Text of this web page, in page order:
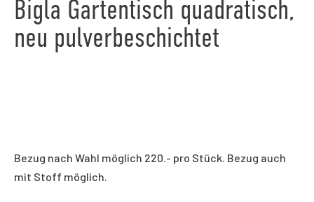
Bigla Gartentisch quadratisch,
neu pulverbeschichtet
Bezug nach Wahl möglich 220.- pro Stück. Bezug auch
mit Stoff möglich.